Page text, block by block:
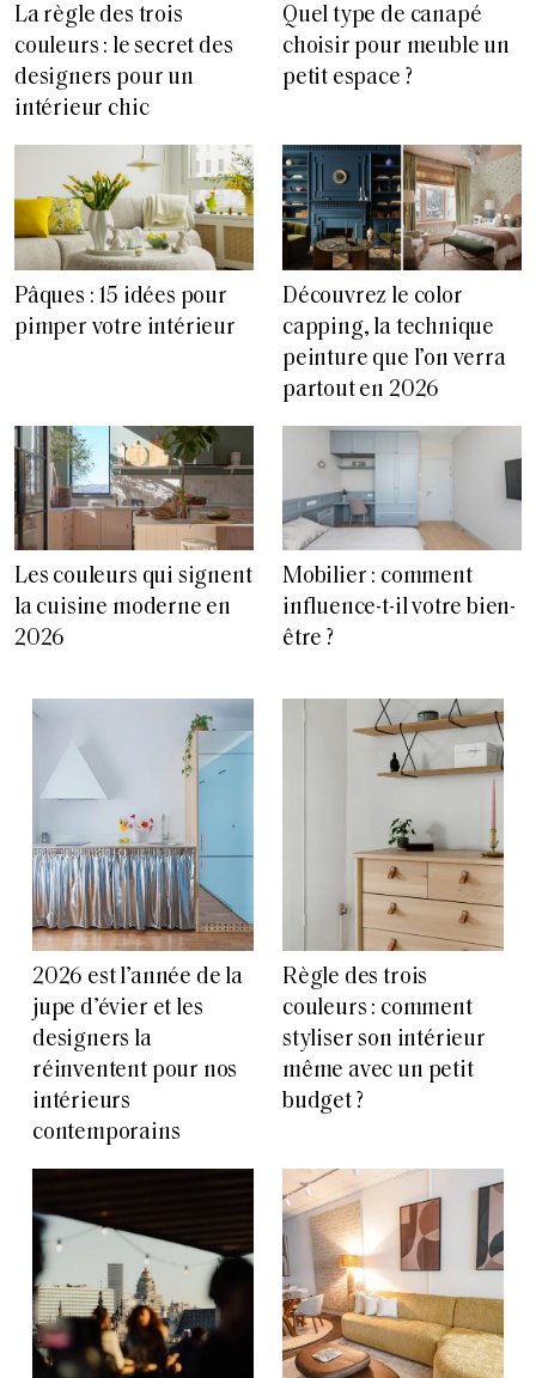
La règle des trois
couleurs : le secret des
designers pour un
intérieur chic
Quel type de canapé
choisir pour meuble un
petit espace ?
Pâques : 15 idées pour
pimper votre intérieur
Découvrez le color
capping, la technique
peinture que l’on verra
partout en 2026
Les couleurs qui signent
la cuisine moderne en
2026
Mobilier : comment
influence-t-il votre bien-
être ?
2026 est l’année de la
jupe d’évier et les
designers la
réinventent pour nos
intérieurs
contemporains
Règle des trois
couleurs : comment
styliser son intérieur
même avec un petit
budget ?